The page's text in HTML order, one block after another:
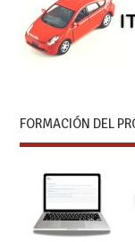
FORMACIÓN DEL